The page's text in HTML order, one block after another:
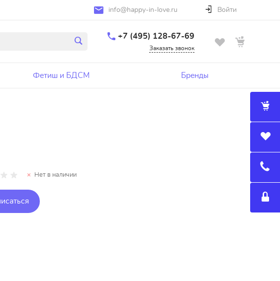
info@happy-in-love.ru Войти
+7 (495) 128-67-69
Заказать звонок
Фетиш и БДСМ Бренды
Нет в наличии